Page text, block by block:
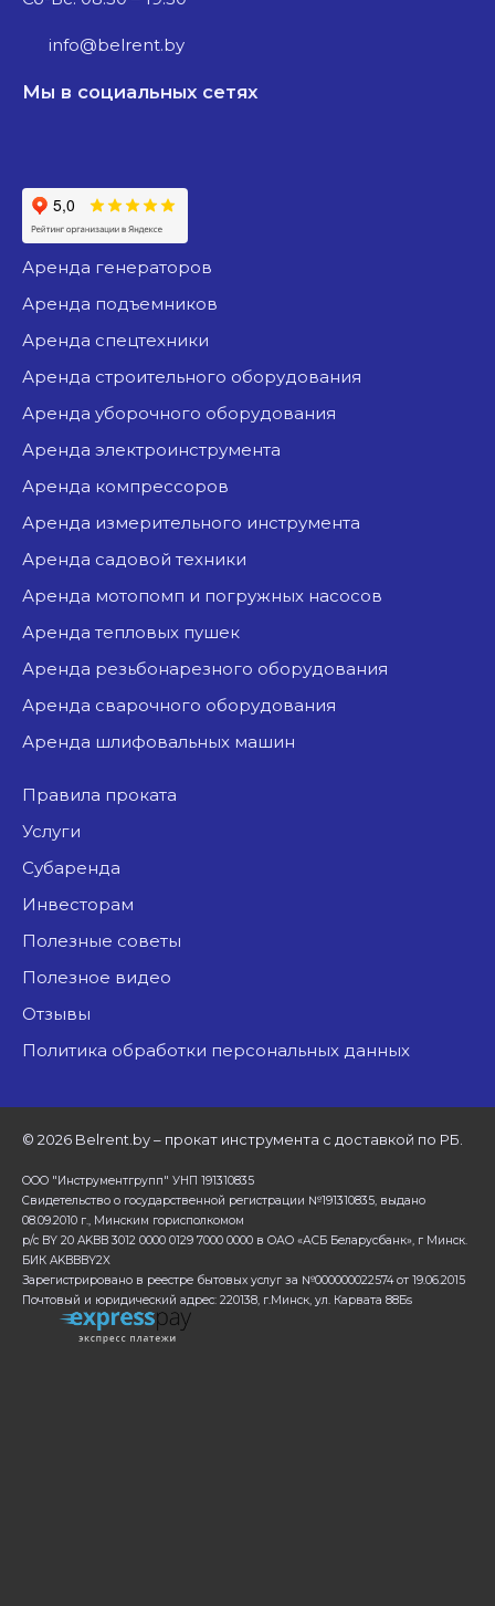
info@belrent.by
Мы в социальных сетях
аренда генераторов
аренда подъемников
аренда спецтехники
аренда строительного оборудования
аренда уборочного оборудования
аренда электроинструмента
аренда компрессоров
аренда измерительного инструмента
аренда садовой техники
аренда мотопомп и погружных насосов
аренда тепловых пушек
аренда резьбонарезного оборудования
аренда сварочного оборудования
аренда шлифовальных машин
Правила проката
Услуги
Субаренда
Инвесторам
Полезные советы
Полезное видео
Отзывы
Политика обработки персональных данных
© 2026 Belrent.by – прокат инструмента с доставкой по РБ.
ООО "Инструментгрупп" УНП 191310835
Свидетельство о государственной регистрации №191310835, выдано
08.09.2010 г., Минским горисполкомом
р/с BY 20 AKBB 3012 0000 0129 7000 0000 в ОАО «АСБ Беларусбанк», г Минск.
БИК AKBBBY2X
Зарегистрировано в реестре бытовых услуг за №000000022574 от 19.06.2015
Почтовый и юридический адрес: 220138, г.Минск, ул. Карвата 88Бs